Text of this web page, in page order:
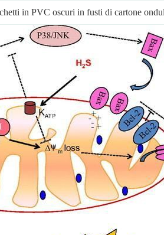
in PVC oscuri in fusti di cartone